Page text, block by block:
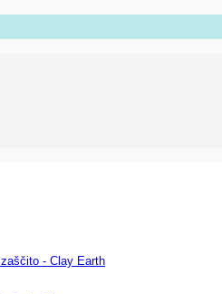
- Clay Earth